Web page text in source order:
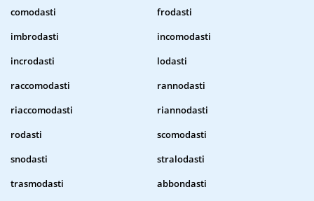
comodasti
frodasti
imbrodasti
incomodasti
incrodasti
lodasti
raccomodasti
rannodasti
riaccomodasti
riannodasti
rodasti
scomodasti
snodasti
stralodasti
trasmodasti
abbondasti